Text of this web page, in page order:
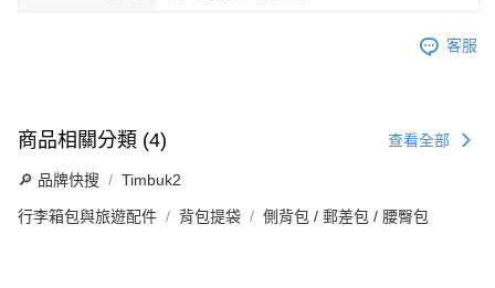
客服
商品相關分類 (4) 查看全部
🔎 品牌快搜 Timbuk2
行李箱包與旅遊配件 背包提袋 側背包 / 郵差包 / 腰臀包